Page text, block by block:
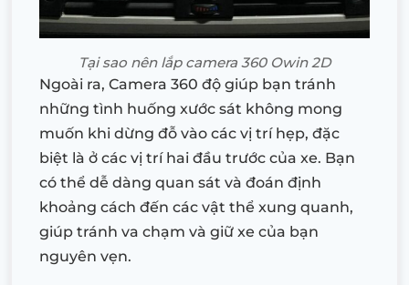
Tại sao nên lắp camera 360 Owin 2D
Ngoài ra, Camera 360 độ giúp bạn tránh
những tình huống xước sát không mong
muốn khi dừng đỗ vào các vị trí hẹp, đặc
biệt là ở các vị trí hai đầu trước của xe. Bạn
có thể dễ dàng quan sát và đoán định
khoảng cách đến các vật thể xung quanh,
giúp tránh va chạm và giữ xe của bạn
nguyên vẹn.